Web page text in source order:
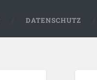
DATENSCHUTZ